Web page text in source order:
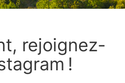
rejoignez-
!